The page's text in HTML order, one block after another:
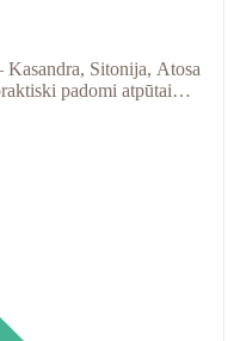
Sitonija, Atosa
padomi atpūtai